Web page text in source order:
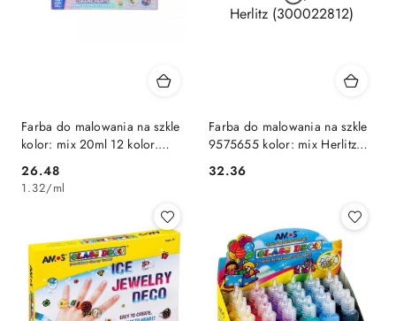
Farba do malowania na szkle
kolor: mix 20ml 12 kolor.
Cena:
26.48
1.32/ml
Farba do malowania na szkle
9575655 kolor: mix Herlitz
Cena:
32.36